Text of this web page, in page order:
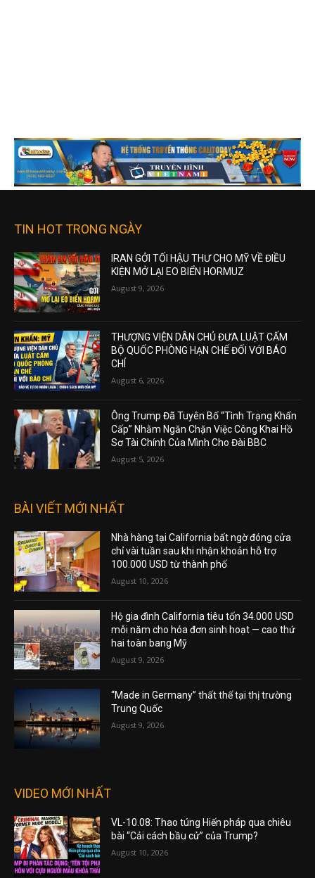
TIN HOT TRONG NGÀY
IRAN GỞI TỐI HẬU THƯ CHO MỸ VỀ ĐIỀU
KIỆN MỞ LẠI EO BIỂN HORMUZ
August 9, 2026
THƯỢNG VIỆN DÂN CHỦ ĐƯA LUẬT CẤM
BỘ QUỐC PHÒNG HẠN CHẾ ĐỐI VỚI BÁO
CHÍ
August 6, 2026
Ông Trump Đã Tuyên Bố “Tình Trạng Khẩn
Cấp” Nhằm Ngăn Chặn Việc Công Khai Hồ
Sơ Tài Chính Của Mình Cho Đài BBC
August 5, 2026
BÀI VIẾT MỚI NHẤT
Nhà hàng tại California bất ngờ đóng cửa
chỉ vài tuần sau khi nhận khoản hỗ trợ
100.000 USD từ thành phố
August 10, 2026
Hộ gia đình California tiêu tốn 34.000 USD
mỗi năm cho hóa đơn sinh hoạt — cao thứ
hai toàn bang Mỹ
August 9, 2026
“Made in Germany” thất thế tại thị trường
Trung Quốc
August 9, 2026
VIDEO MỚI NHẤT
VL-10.08: Thao túng Hiến pháp qua chiêu
bài “Cải cách bầu cử” của Trump?
August 10, 2026